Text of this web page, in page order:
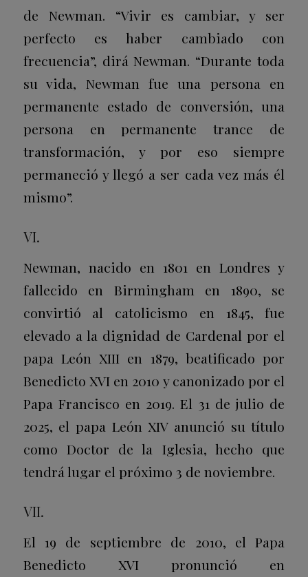
de Newman. “Vivir es cambiar, y ser
perfecto es haber cambiado con
frecuencia”, dirá Newman. “Durante toda
su vida, Newman fue una persona en
permanente estado de conversión, una
persona en permanente trance de
transformación, y por eso siempre
permaneció y llegó a ser cada vez más él
mismo”.
VI.
Newman, nacido en 1801 en Londres y
fallecido en Birmingham en 1890, se
convirtió al catolicismo en 1845, fue
elevado a la dignidad de Cardenal por el
papa León XIII en 1879, beatificado por
Benedicto XVI en 2010 y canonizado por el
Papa Francisco en 2019. El 31 de julio de
2025, el papa León XIV anunció su título
como Doctor de la Iglesia, hecho que
tendrá lugar el próximo 3 de noviembre.
VII.
El 19 de septiembre de 2010, el Papa
Benedicto XVI pronunció en